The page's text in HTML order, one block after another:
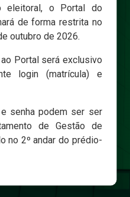
senha
eleitoral, o Portal do
de forma restrita no
outubro de 2026.
Portal será exclusivo
login (matrícula) e
senha podem ser ser
de Gestão de
no 2º andar do prédio-